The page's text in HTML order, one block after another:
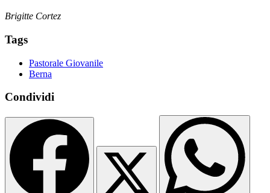
Brigitte Cortez
Tags
Pastorale Giovanile
Berna
Condividi